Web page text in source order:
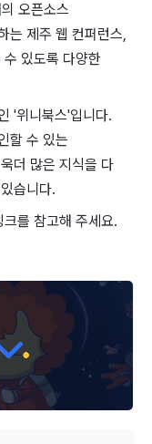
오픈소스
는 제주 웹 컨퍼런스,
있도록 다양한
'위니북스'입니다.
할 수 있는
더 많은 지식을 다
습니다.
를 참고해 주세요.